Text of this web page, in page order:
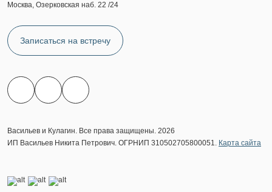
Москва, Озерковская наб. 22 /24
Записаться на встречу
Васильев и Кулагин. Все права защищены. 2026
ИП Васильев Никита Петрович. ОГРНИП 310502705800051. Карта сайта